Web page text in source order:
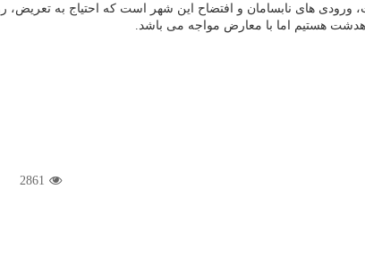
های نابسامان و افتضاح این شهر است که احتیاج به تعریض،
هستیم اما با معارض مواجه می باشد.
2861